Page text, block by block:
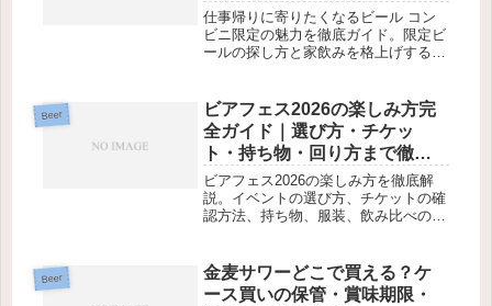
仕事帰りに寄りたくなるビール コン
ビニ限定の魅力を徹底ガイド。限定ビ
ールの探し方と家飲みを格上げする楽
Beer
ビアフェス2026の楽しみ方完
全ガイド｜選び方・チケッ
ト・持ち物・回り方まで徹底
解説
ビアフェス2026の楽しみ方を徹底解
説。イベントの選び方、チケットの確
認方法、持ち物、服装、飲み比べのコ
Beer
金麦サワーどこで買える？ケ
ース買いの保管・賞味期限・